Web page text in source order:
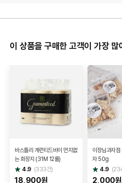
이 상품을 구매한 고객이 가장 많
바스틀리 게런티드바이 먼지없
는 화장지 (31M 12롤)
별
점
4.9 (333건)
18,900원
이장님과자
자 50g
별
점
4.9 (
2,000원